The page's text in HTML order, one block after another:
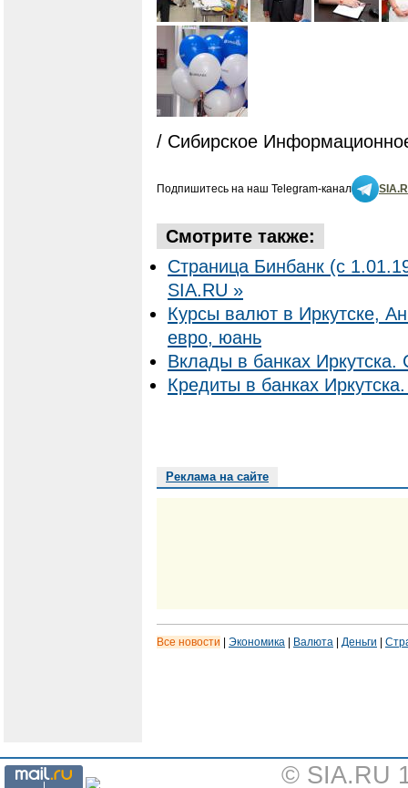
/ Сибирское
Подпишитесь на наш Telegram-канал
Смотрите также:
Страница Бинбанк (с
SIA.RU »
Курсы валют в Иркутске,
евро, юань
Вклады в банках Иркутска.
Кредиты в банках
Реклама на сайте
Все новости Экономика Валюта Деньги
© SIA.RU